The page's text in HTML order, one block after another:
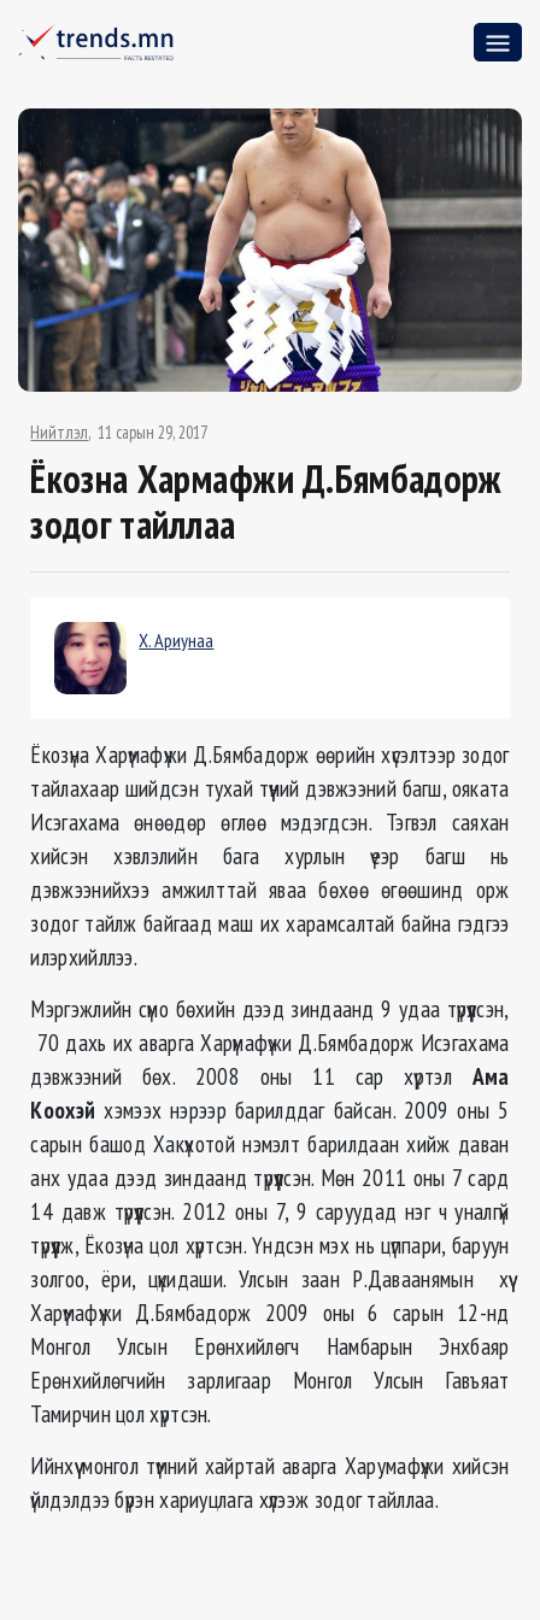
Нийтлэл 11 сарын 29, 2017
Ёкозүна Харүмафүжи Д.Бямбадорж
зодог тайллаа
Х. Ариунаа
Ёкозүна Харүмафүжи Д.Бямбадорж өөрийн хүсэлтээр зодог
тайлахаар шийдсэн тухай түүний дэвжээний багш, ояката
Исэгахама өнөөдөр өглөө мэдэгдсэн. Тэгвэл саяхан
хийсэн хэвлэлийн бага хурлын үеэр багш нь
дэвжээнийхээ амжилттай яваа бөхөө өгөөшинд орж
зодог тайлж байгаад маш их харамсалтай байна гэдгээ
илэрхийллээ.
Мэргэжлийн сүмо бөхийн дээд зиндаанд 9 удаа түрүүлсэн,
70 дахь их аварга Харүмафүжи Д.Бямбадорж Исэгахама
дэвжээний бөх. 2008 оны 11 сар хүртэл Ама
Коохэй хэмээх нэрээр барилддаг байсан. 2009 оны 5
сарын башод Хакүхотой нэмэлт барилдаан хийж даван
анх удаа дээд зиндаанд түрүүлсэн. Мөн 2011 оны 7 сард
14 давж түрүүлсэн. 2012 оны 7, 9 саруудад нэг ч уналгүй
түрүүлж, Ёкозүна цол хүртсэн. Үндсэн мэх нь цүппари, баруун
золгоо, ёри, цүкидаши. Улсын заан Р.Даваанямын хүү
Харүмафүжи Д.Бямбадорж 2009 оны 6 сарын 12-нд
Монгол Улсын Ерөнхийлөгч Намбарын Энхбаяр
Ерөнхийлөгчийн зарлигаар Монгол Улсын Гавъяат
Тамирчин цол хүртсэн.
Ийнхүү монгол түмний хайртай аварга Харумафүжи хийсэн
үйлдэлдээ бүрэн хариуцлага хүлээж зодог тайллаа.